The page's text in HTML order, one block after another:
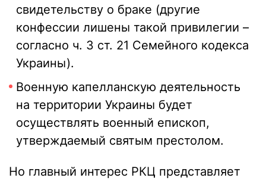
свидетельству о браке (другие
конфессии лишены такой привилегии –
согласно ч. 3 ст. 21 Семейного кодекса
Украины).
Военную капелланскую деятельность
на территории Украины будет
осуществлять военный епископ,
утверждаемый святым престолом.
Но главный интерес РКЦ представляет